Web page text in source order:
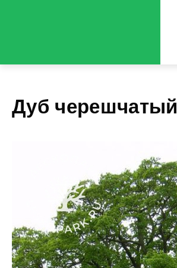
Дуб черешчатый